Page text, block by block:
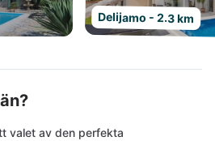
Delijamo - 2.3 km
valet av den perfekta